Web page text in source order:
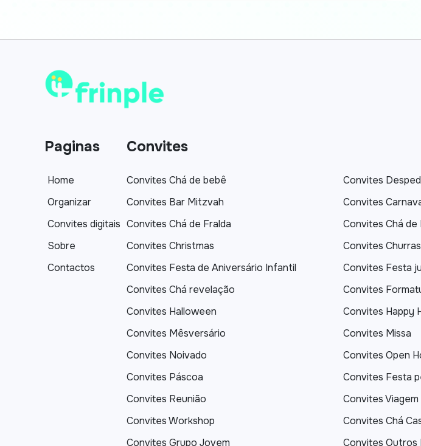
Paginas
Home
Organizar
Convites digitais
Sobre
Contactos
Convites
Convites Chá de bebê Convites
Convites Bar Mitzvah
Convites
Convites Chá de Fralda
Convites Chá de
Convites Christmas
Convites
Convites Festa de Aniversário Infantil
Convites Festa
Convites Chá revelação
Convites
Convites Halloween
Convites Happy
Convites Mêsversário
Convites Missa
Convites Noivado
Convites Open
Convites Páscoa
Convites Festa
Convites Reunião
Convites Viagem
Convites Workshop
Convites Chá
Convites Grupo Jovem
Convites Outros